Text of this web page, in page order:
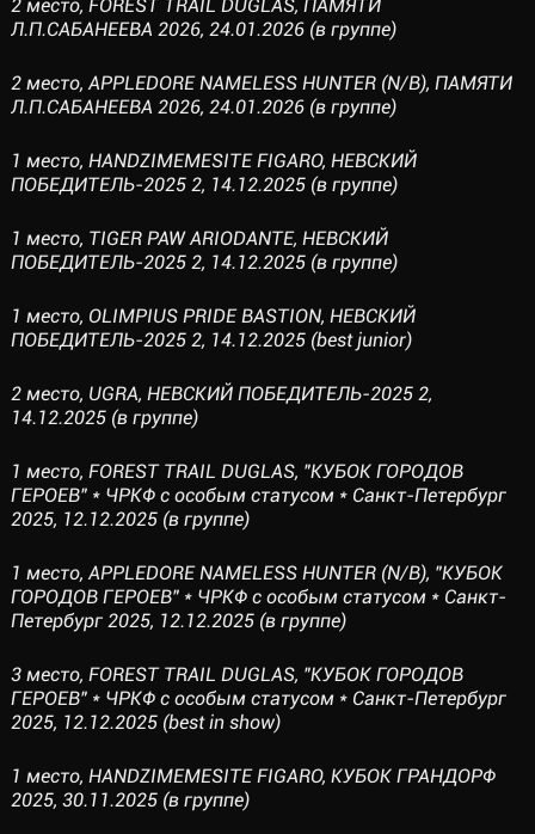
2 место, FOREST TRAIL DUGLAS, ПАМЯТИ
Л.П.САБАНЕЕВА 2026, 24.01.2026 (в группе)
2 место, АРРLEDORE NAMELESS HUNTER (N/B), ПАМЯТИ
Л.П.САБАНЕЕВА 2026, 24.01.2026 (в группе)
1 место, HANDZIMEMESITE FIGARO, НЕВСКИЙ
ПОБЕДИТЕЛЬ-2025 2, 14.12.2025 (в группе)
1 место, TIGER PAW ARIODANTE, НЕВСКИЙ
ПОБЕДИТЕЛЬ-2025 2, 14.12.2025 (в группе)
1 место, OLIMPIUS PRIDE BASTION, НЕВСКИЙ
ПОБЕДИТЕЛЬ-2025 2, 14.12.2025 (best junior)
2 место, UGRA, НЕВСКИЙ ПОБЕДИТЕЛЬ-2025 2,
14.12.2025 (в группе)
1 место, FOREST TRAIL DUGLAS, "КУБОК ГОРОДОВ
ГЕРОЕВ" * ЧРКФ с особым статусом * Санкт-Петербург
2025, 12.12.2025 (в группе)
1 место, АРРLEDORE NAMELESS HUNTER (N/B), "КУБОК
ГОРОДОВ ГЕРОЕВ" * ЧРКФ с особым статусом * Санкт-
Петербург 2025, 12.12.2025 (в группе)
3 место, FOREST TRAIL DUGLAS, "КУБОК ГОРОДОВ
ГЕРОЕВ" * ЧРКФ с особым статусом * Санкт-Петербург
2025, 12.12.2025 (best in show)
1 место, HANDZIMEMESITE FIGARO, КУБОК ГРАНДОРФ
2025, 30.11.2025 (в группе)